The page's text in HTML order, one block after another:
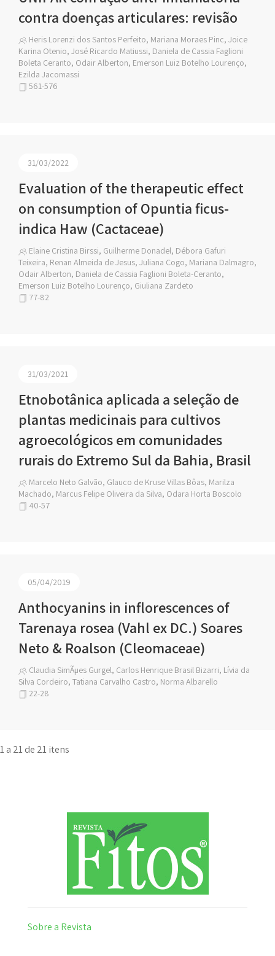
contra doenças articulares: revisão
Heris Lorenzi dos Santos Perfeito, Mariana Moraes Pinc, Joice
Karina Otenio, José Ricardo Matiussi, Daniela de Cassia Faglioni
Boleta Ceranto, Odair Alberton, Emerson Luiz Botelho Lourenço,
Ezilda Jacomassi
561-576
31/03/2022
Evaluation of the therapeutic effect
on consumption of Opuntia ficus-
indica Haw (Cactaceae)
Elaine Cristina Birssi, Guilherme Donadel, Débora Gafuri
Teixeira, Renan Almeida de Jesus, Juliana Cogo, Mariana Dalmagro,
Odair Alberton, Daniela de Cassia Faglioni Boleta-Ceranto,
Emerson Luiz Botelho Lourenço, Giuliana Zardeto
77-82
31/03/2021
Etnobotânica aplicada a seleção de
plantas medicinais para cultivos
agroecológicos em comunidades
rurais do Extremo Sul da Bahia, Brasil
Marcelo Neto Galvão, Glauco de Kruse Villas Bôas, Marilza
Machado, Marcus Felipe Oliveira da Silva, Odara Horta Boscolo
40-57
05/04/2019
Anthocyanins in inflorescences of
Tarenaya rosea (Vahl ex DC.) Soares
Neto & Roalson (Cleomaceae)
Claudia SimÃµes Gurgel, Carlos Henrique Brasil Bizarri, Lívia da
Silva Cordeiro, Tatiana Carvalho Castro, Norma Albarello
22-28
1 a 21 de 21 itens
Sobre a Revista